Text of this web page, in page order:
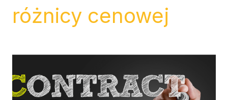
różnicy cenowej